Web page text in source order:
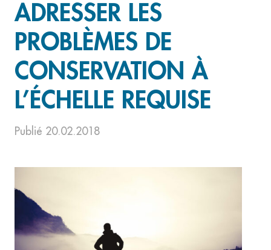
ADRESSER LES
PROBLÈMES DE
CONSERVATION À
L’ÉCHELLE REQUISE
Publié 20.02.2018